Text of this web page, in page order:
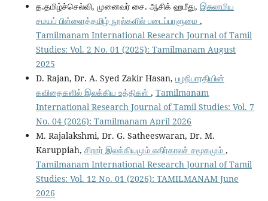
த.தமிழ்ச்செல்வி, முனைவர் சை. ஆசிக் ஹமீது, இசுலாமிய
சமயப் பிள்ளைத்தமிழ் நூல்களில் படைப்பாளுமை ,
Tamilmanam International Research Journal of Tamil
Studies: Vol. 2 No. 01 (2025): Tamilmanam August
2025
D. Rajan, Dr. A. Syed Zakir Hasan, பழநிபாரதியின்
கவிதைகளில் இலக்கிய உத்திகள் , Tamilmanam
International Research Journal of Tamil Studies: Vol. 7
No. 04 (2026): Tamilmanam April 2026
M. Rajalakshmi, Dr. G. Satheeswaran, Dr. M.
Karuppiah, சிறார் இலக்கியமும் எதிர்காலச் சமூகமும் ,
Tamilmanam International Research Journal of Tamil
Studies: Vol. 12 No. 01 (2026): TAMILMANAM June
2026